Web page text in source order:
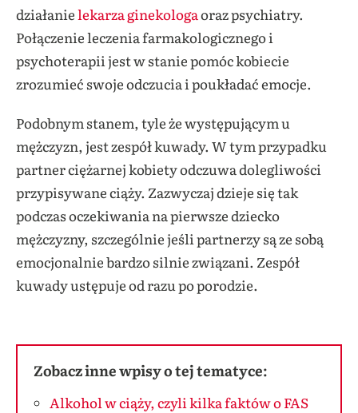
działanielekarza ginekologaoraz psychiatry.
Połączenie leczenia farmakologicznego i
psychoterapii jest w stanie pomóc kobiecie
zrozumieć swoje odczucia i poukładać emocje.
Podobnym stanem, tyle że występującym u
mężczyzn, jest zespół kuwady. W tym przypadku
partner ciężarnej kobiety odczuwa dolegliwości
przypisywane ciąży. Zazwyczaj dzieje się tak
podczas oczekiwania na pierwsze dziecko
mężczyzny, szczególnie jeśli partnerzy są ze sobą
emocjonalnie bardzo silnie związani. Zespół
kuwady ustępuje od razu po porodzie.
Zobacz inne wpisy o tej tematyce:
Alkohol w ciąży, czyli kilka faktów o FAS